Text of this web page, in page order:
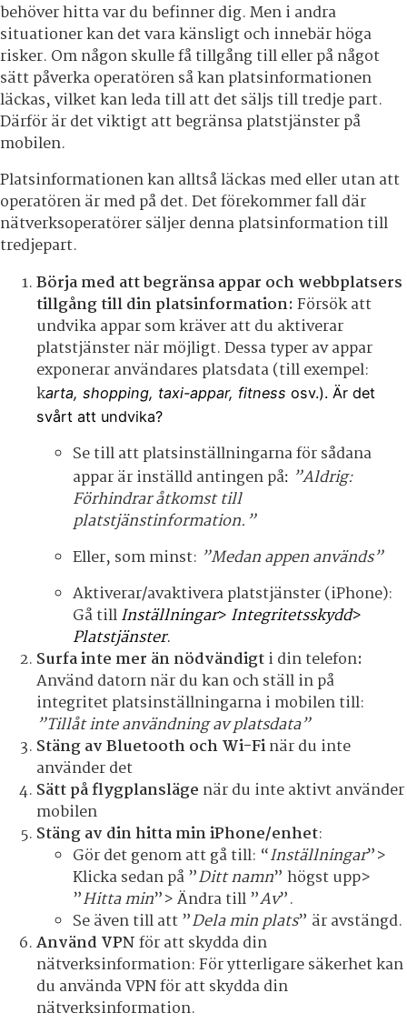
behöver hitta var du befinner dig. Men i andra
situationer kan det vara känsligt och innebär höga
risker. Om någon skulle få tillgång till eller på något
sätt påverka operatören så kan platsinformationen
läckas, vilket kan leda till att det säljs till tredje part.
Därför är det viktigt att begränsa platstjänster på
mobilen.
Platsinformationen kan alltså läckas med eller utan att
operatören är med på det. Det förekommer fall där
nätverksoperatörer säljer denna platsinformation till
tredjepart.
Börja med att begränsa appar och webbplatsers
tillgång till din platsinformation: Försök att
undvika appar som kräver att du aktiverar
platstjänster när möjligt. Dessa typer av appar
exponerar användares platsdata (till exempel:
karta, shopping, taxi-appar, fitness osv.). Är det
svårt att undvika?
Se till att platsinställningarna för sådana
appar är inställd antingen på: ”Aldrig:
Förhindrar åtkomst till
platstjänstinformation.”
Eller, som minst: ”Medan appen används”
Aktiverar/avaktivera platstjänster (iPhone):
Gå tillInställningar> Integritetsskydd>
Platstjänster.
Surfa inte mer än nödvändigti din telefon:
Använd datorn när du kan och ställ in på
integritet platsinställningarna i mobilen till:
”Tillåt inte användning av platsdata”
Stäng av Bluetooth och Wi-Finär du inte
använder det
Sätt på flygplansläge när du inte aktivt använder
mobilen
Stäng av din hitta min iPhone/enhet:
Gör det genom att gå till: “Inställningar”>
Klicka sedan på ”Dittnamn” högst upp>
”Hittamin”> Ändra till ”Av”.
Se även till att ”Dela min plats” är avstängd.
Använd VPNför att skydda din
nätverksinformation: För ytterligare säkerhet kan
du använda VPN för att skydda din
nätverksinformation.